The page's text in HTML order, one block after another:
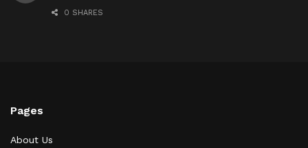
0 SHARES
Pages
About Us